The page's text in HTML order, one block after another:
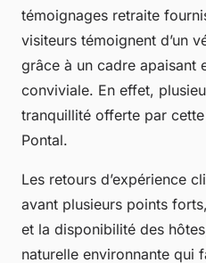
témoignages retraite
visiteurs témoignent d’un
grâce à un cadre apaisant
conviviale. En effet,
tranquillité offerte par cette
Pontal.
Les retours d’expérience
avant plusieurs points
et la disponibilité des
naturelle environnante qui